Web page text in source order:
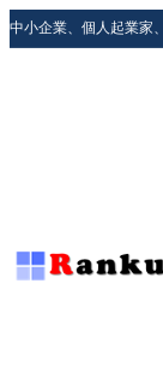
中小企業、個人起業家